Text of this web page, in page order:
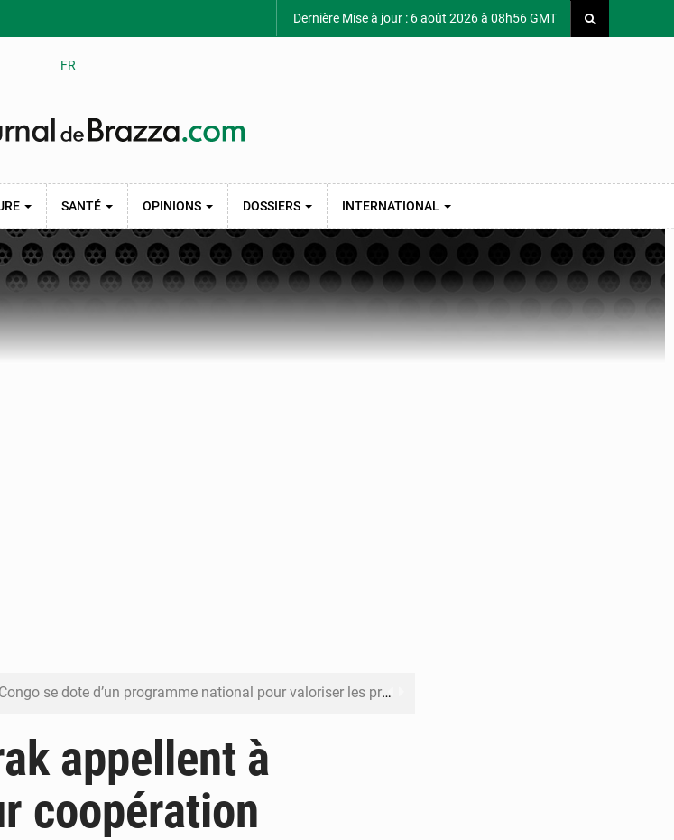
Dernière Mise à jour : 6 août 2026 à 08h56 GMT
FR
SANTÉ OPINIONS DOSSIERS INTERNATIONAL
se dote d’un programme national pour valoriser les produits forestiers non ligneux
: la Commission présente à Denis Sassou N’Guesso sa feuille de route
de l’entrepreneur sportif Vally Amisi : le principal suspect arrêté à Brazzaville
appellent à
coopération